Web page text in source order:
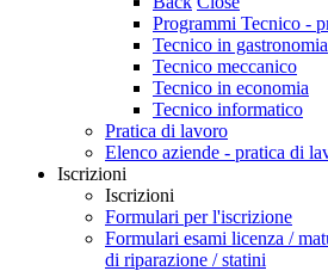
Programmi Tecnico -
Tecnico in gastronomia
Tecnico meccanico
Tecnico in economia
Tecnico informatico
Pratica di lavoro
Elenco aziende - pratica di
Iscrizioni
Iscrizioni
Formulari per l'iscrizione
Formulari esami licenza /
di riparazione / statini